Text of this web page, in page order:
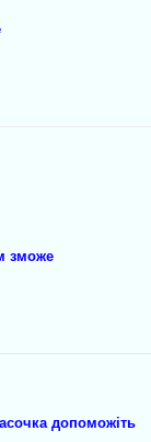
зможе
допоможіть